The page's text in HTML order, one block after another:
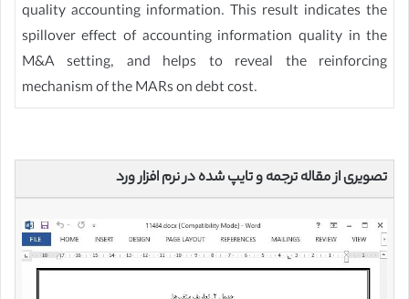
quality accounting information. This result indicates the
spillover effect of accounting information quality in the
M&A setting, and helps to reveal the reinforcing
mechanism of the MARs on debt cost.
تصویری از مقاله ترجمه و تایپ شده در نرم افزار ورد